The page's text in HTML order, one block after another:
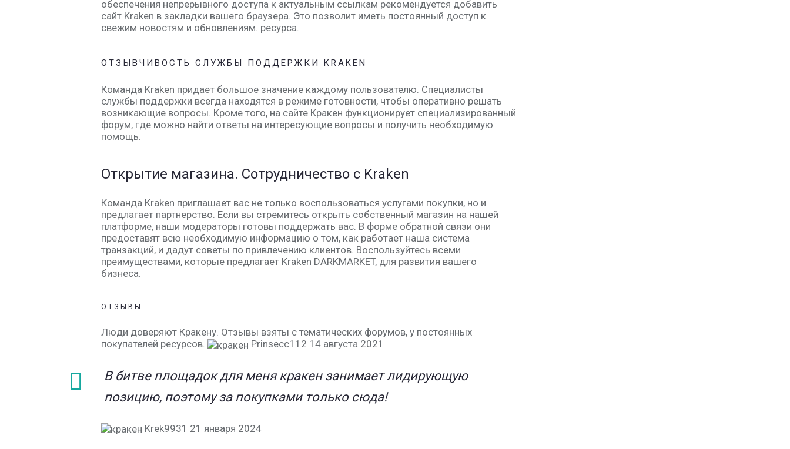
обеспечения непрерывного доступа к актуальным ссылкам рекомендуется добавить
сайт Kraken в закладки вашего браузера. Это позволит иметь постоянный доступ к
свежим новостям и обновлениям. ресурса.
ОТЗЫВЧИВОСТЬ СЛУЖБЫ ПОДДЕРЖКИ KRAKEN
Команда Kraken придает большое значение каждому пользователю. Специалисты
службы поддержки всегда находятся в режиме готовности, чтобы оперативно решать
возникающие вопросы. Кроме того, на сайте Кракен функционирует специализированный
форум, где можно найти ответы на интересующие вопросы и получить необходимую
помощь.
Открытие магазина. Сотрудничество с Kraken
Команда Kraken приглашает вас не только воспользоваться услугами покупки, но и
предлагает партнерство. Если вы стремитесь открыть собственный магазин на нашей
платформе, наши модераторы готовы поддержать вас. В форме обратной связи они
предоставят всю необходимую информацию о том, как работает наша система
транзакций, и дадут советы по привлечению клиентов. Воспользуйтесь всеми
преимуществами, которые предлагает Kraken DARKMARKET, для развития вашего
бизнеса.
ОТЗЫВЫ
Люди доверяют Кракену. Отзывы взяты с тематических форумов, у постоянных
покупателей ресурсов.
Prinsecc112 14 августа 2021
В битве площадок для меня кракен занимает лидирующую
позицию, поэтому за покупками только сюда!
Krek9931 21 января 2024